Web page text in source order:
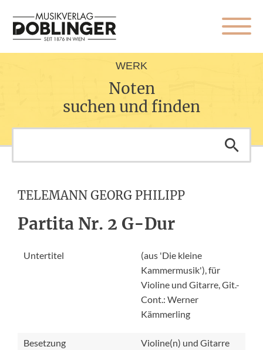
WERK
Noten
suchen und finden
TELEMANN GEORG PHILIPP
Partita Nr. 2 G-Dur
Untertitel
(aus 'Die kleine
Kammermusik'), für
Violine und Gitarre, Git.-
Cont.: Werner
Kämmerling
Besetzung
Violine(n) und Gitarre